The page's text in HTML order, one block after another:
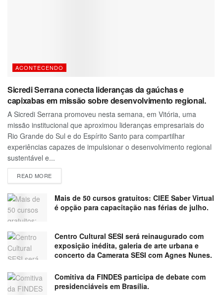
ACONTECENDO
Sicredi Serrana conecta lideranças da gaúchas e
capixabas em missão sobre desenvolvimento regional.
A Sicredi Serrana promoveu nesta semana, em Vitória, uma
missão institucional que aproximou lideranças empresariais do
Rio Grande do Sul e do Espírito Santo para compartilhar
experiências capazes de impulsionar o desenvolvimento regional
sustentável e...
READ MORE
Mais de 50 cursos gratuitos: CIEE Saber Virtual
é opção para capacitação nas férias de julho.
Centro Cultural SESI será reinaugurado com
exposição inédita, galeria de arte urbana e
concerto da Camerata SESI com Agnes Nunes.
Comitiva da FINDES participa de debate com
presidenciáveis em Brasília.